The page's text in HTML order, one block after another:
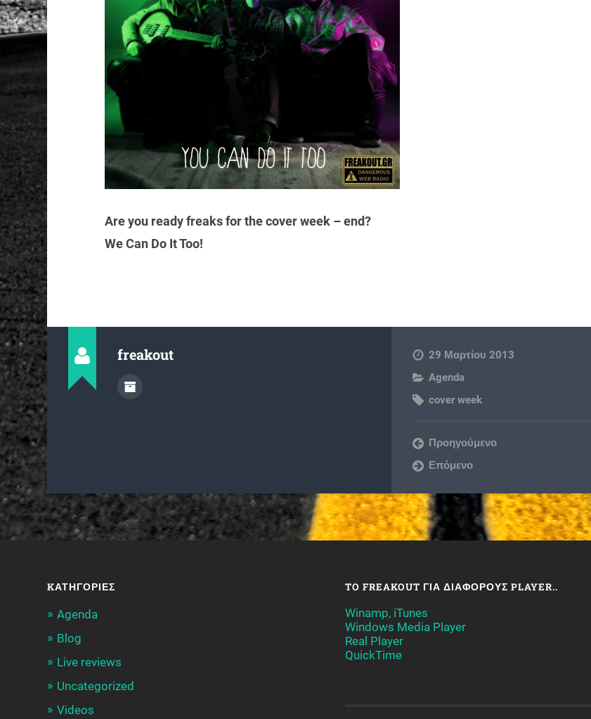
Are you ready freaks for the cover week – end?
We Can Do It Too!
freakout
29 Μαρτίου 2013
Agenda
cover week
Προηγούμενο
Επόμενο
KΑΤΗΓΟΡΊΕΣ
Agenda
Blog
Live reviews
Uncategorized
Videos
TO FREAKOUT ΓΙΑ ΔΙΆΦΟΡΟΥΣ PLAYER..
Winamp, iTunes
Windows Media Player
Real Player
QuickTime